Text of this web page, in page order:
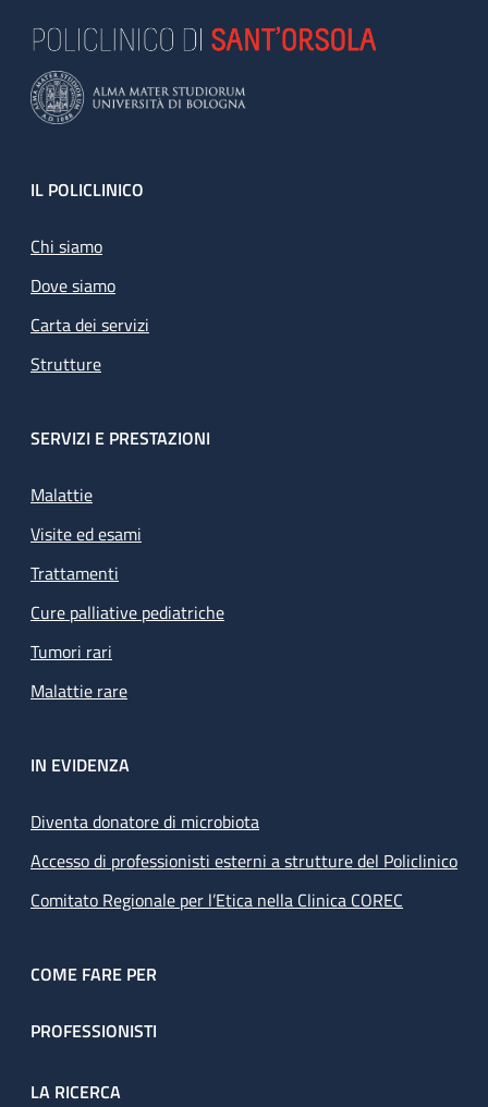
Footer
IL POLICLINICO
Chi siamo
Dove siamo
Carta dei servizi
Strutture
SERVIZI E PRESTAZIONI
Malattie
Visite ed esami
Trattamenti
Cure palliative pediatriche
Tumori rari
Malattie rare
IN EVIDENZA
Diventa donatore di microbiota
Accesso di professionisti esterni a strutture del Policlinico
Comitato Regionale per l’Etica nella Clinica COREC
COME FARE PER
PROFESSIONISTI
LA RICERCA